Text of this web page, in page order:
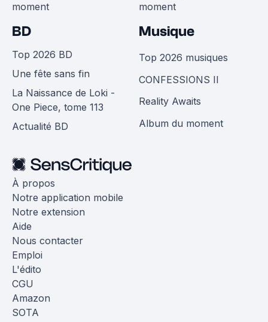
moment
moment
BD
Top 2026 BD
Une fête sans fin
La Naissance de Loki -
One Piece, tome 113
Actualité BD
Musique
Top 2026 musiques
CONFESSIONS II
Reality Awaits
Album du moment
À propos
Notre application mobile
Notre extension
Aide
Nous contacter
Emploi
L'édito
CGU
Amazon
SOTA